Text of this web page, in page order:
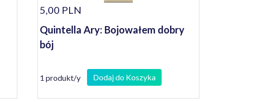
5,00 PLN
Quintella Ary: Bojowałem dobry
bój
1 produkt/y Dodaj do Koszyka